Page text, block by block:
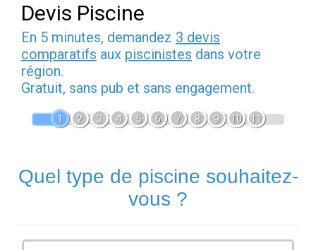
Devis Piscine
En 5 minutes, demandez 3 devis
comparatifs aux piscinistes dans votre
région.
Gratuit, sans pub et sans engagement.
1 2 3 4 5 6 7 8 9 10 11
Quel type de piscine souhaitez-
vous ?